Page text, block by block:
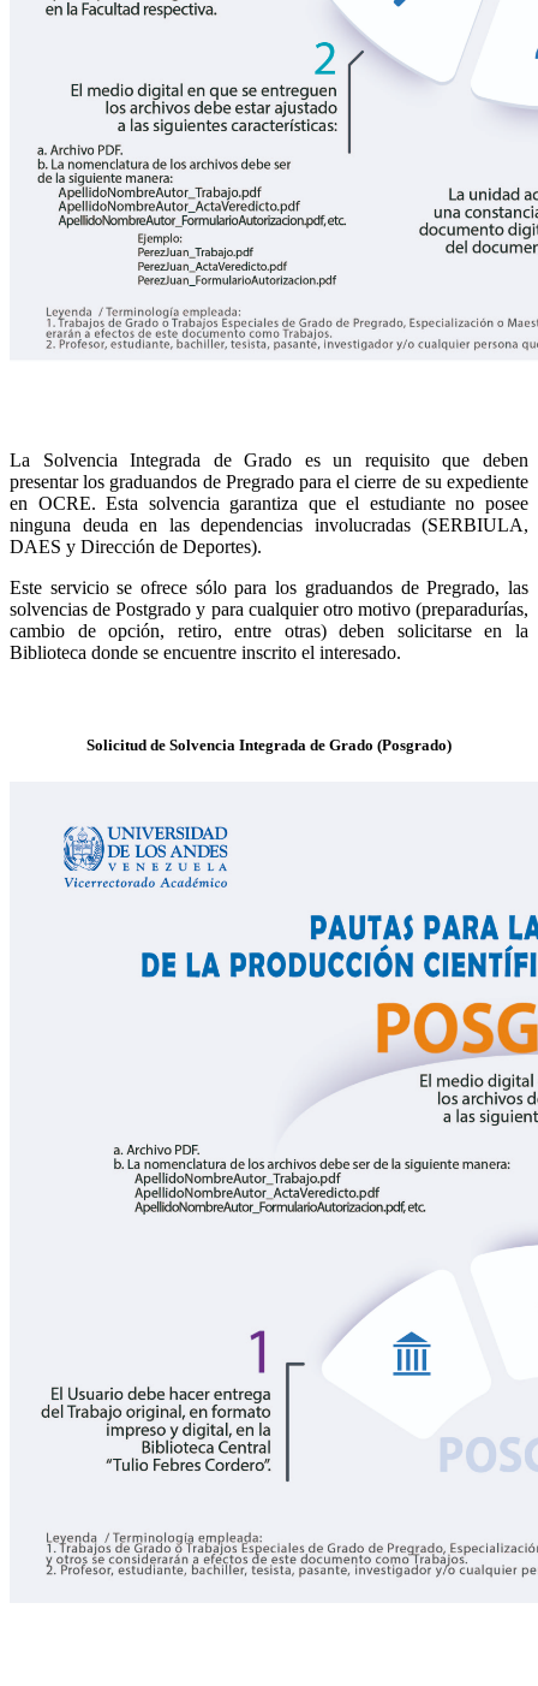
La Solvencia Integrada de Grado es un requisito que deben
presentar los graduandos de Pregrado para el cierre de su expediente
en OCRE. Esta solvencia garantiza que el estudiante no posee
ninguna deuda en las dependencias involucradas (SERBIULA,
DAES y Dirección de Deportes).
Este servicio se ofrece sólo para los graduandos de Pregrado, las
solvencias de Postgrado y para cualquier otro motivo (preparadurías,
cambio de opción, retiro, entre otras) deben solicitarse en la
Biblioteca donde se encuentre inscrito el interesado.
Solicitud de Solvencia Integrada de Grado (Posgrado)